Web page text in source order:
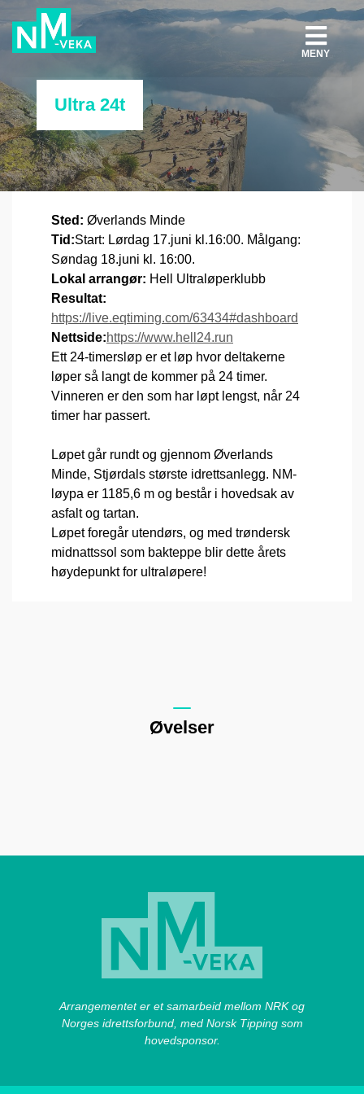
MENY
Ultra 24t
Sted: Øverlands Minde
Tid:Start: Lørdag 17.juni kl.16:00. Målgang:
Søndag 18.juni kl. 16:00.
Lokal arrangør: Hell Ultraløperklubb
Resultat:
https://live.eqtiming.com/63434#dashboard
Nettside:https://www.hell24.run
Ett 24-timersløp er et løp hvor deltakerne
løper så langt de kommer på 24 timer.
Vinneren er den som har løpt lengst, når 24
timer har passert.
Løpet går rundt og gjennom Øverlands
Minde, Stjørdals største idrettsanlegg. NM-
løypa er 1185,6 m og består i hovedsak av
asfalt og tartan.
Løpet foregår utendørs, og med trøndersk
midnattssol som bakteppe blir dette årets
høydepunkt for ultraløpere!
Øvelser
Arrangementet er et samarbeid mellom NRK og
Norges idrettsforbund, med Norsk Tipping som
hovedsponsor.